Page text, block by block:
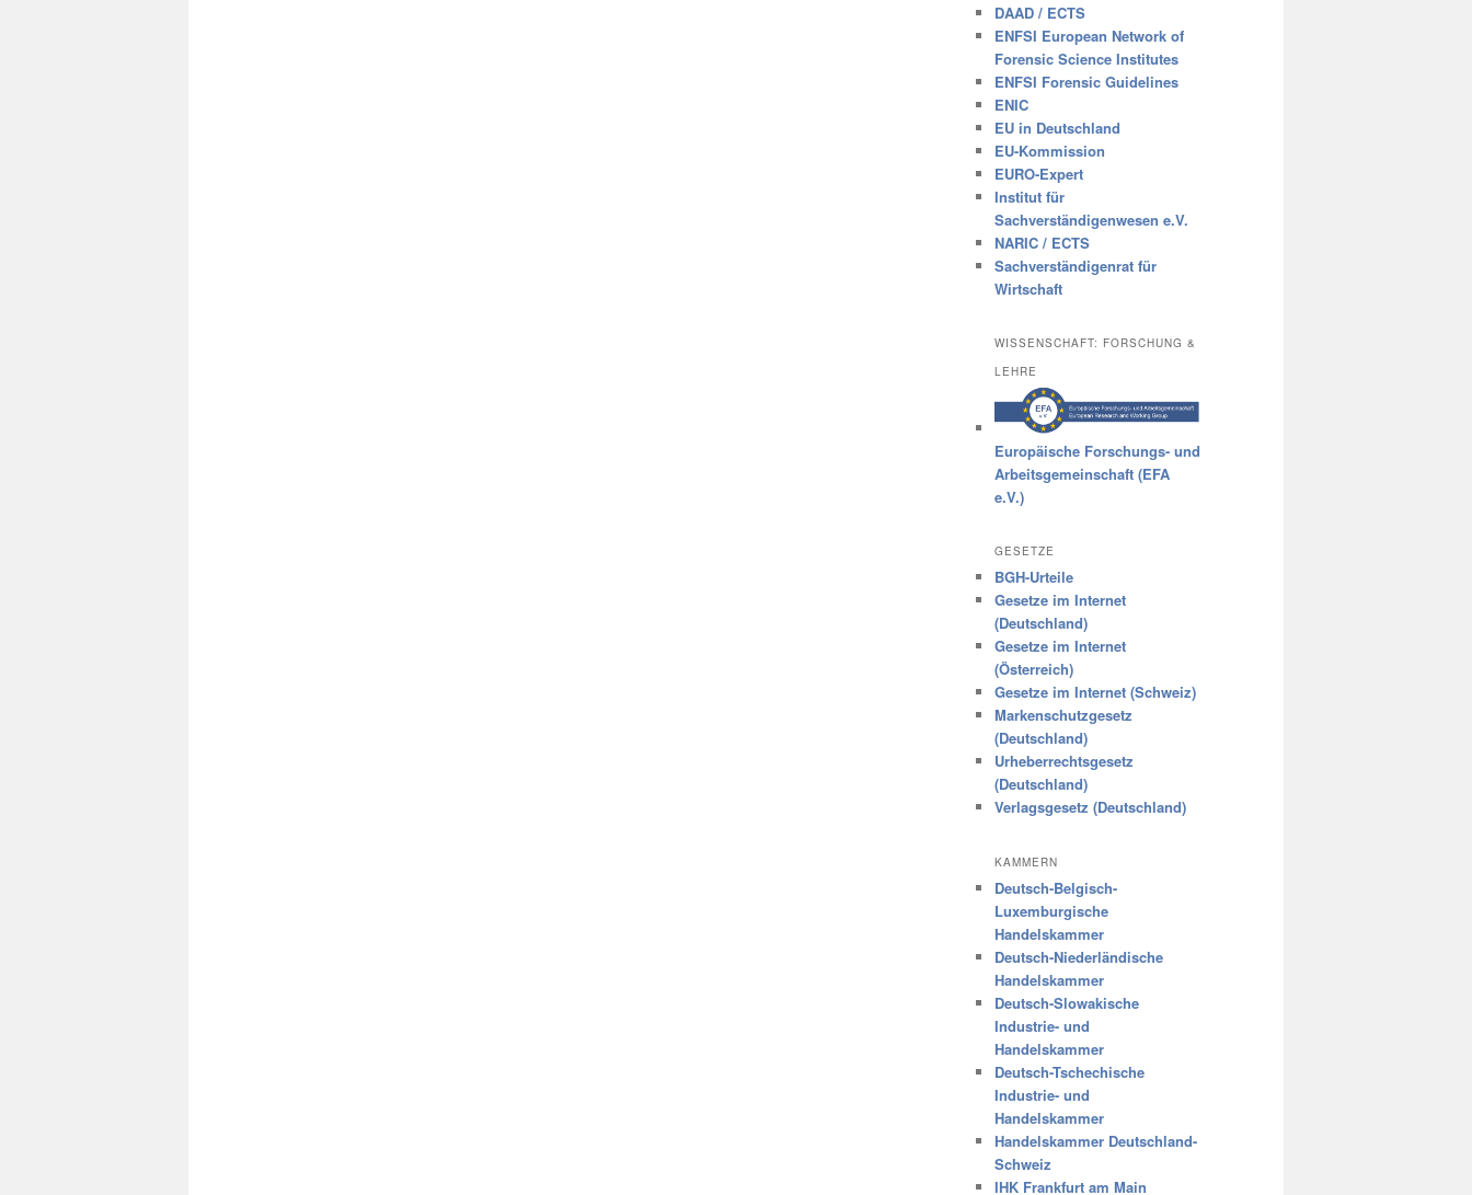
DAAD / ECTS
ENFSI European Network of
Forensic Science Institutes
ENFSI Forensic Guidelines
ENIC
EU in Deutschland
EU-Kommission
EURO-Expert
Institut für
Sachverständigenwesen e.V.
NARIC / ECTS
Sachverständigenrat für
Wirtschaft
WISSENSCHAFT: FORSCHUNG &
LEHRE
Europäische Forschungs- und
Arbeitsgemeinschaft (EFA
e.V.)
GESETZE
BGH-Urteile
Gesetze im Internet
(Deutschland)
Gesetze im Internet
(Österreich)
Gesetze im Internet (Schweiz)
Markenschutzgesetz
(Deutschland)
Urheberrechtsgesetz
(Deutschland)
Verlagsgesetz (Deutschland)
KAMMERN
Deutsch-Belgisch-
Luxemburgische
Handelskammer
Deutsch-Niederländische
Handelskammer
Deutsch-Slowakische
Industrie- und
Handelskammer
Deutsch-Tschechische
Industrie- und
Handelskammer
Handelskammer Deutschland-
Schweiz
IHK Frankfurt am Main